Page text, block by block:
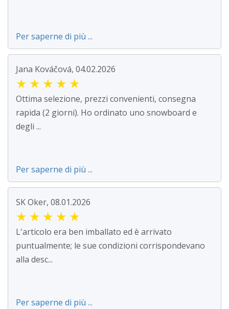
Per saperne di più ...
Jana Kováčová, 04.02.2026
★ ★ ★ ★ ★
Ottima selezione, prezzi convenienti, consegna
rapida (2 giorni). Ho ordinato uno snowboard e
degli ...
Per saperne di più ...
SK Oker, 08.01.2026
★ ★ ★ ★ ★
L'articolo era ben imballato ed è arrivato
puntualmente; le sue condizioni corrispondevano
alla desc...
Per saperne di più ...